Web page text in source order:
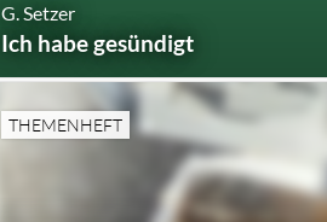
G. Setzer
Ich habe gesündigt
THEMENHEFT